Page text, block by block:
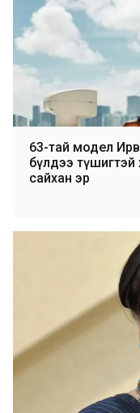
63-тай модел
бүлдээ түшигтэй
сайхан эр